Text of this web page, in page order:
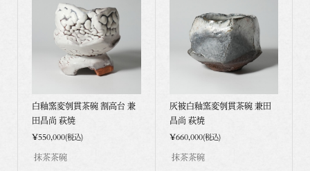
白釉窯変刳貫茶碗 割高台 兼
田昌尚 萩焼
¥550,000(税込)
抹茶茶碗
灰被白釉窯変刳貫茶碗 兼田
昌尚 萩焼
¥660,000(税込)
抹茶茶碗